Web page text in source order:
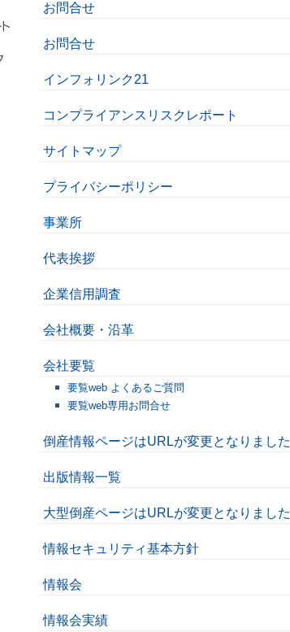
お問合せ
お問合せ
インフォリンク21
コンプライアンスリスクレポート
サイトマップ
プライバシーポリシー
事業所
代表挨拶
企業信用調査
会社概要・沿革
会社要覧
要覧web よくあるご質問
要覧web専用お問合せ
倒産情報ページはURLが変更となりました
出版情報一覧
大型倒産ページはURLが変更となりました
情報セキュリティ基本方針
情報会
情報会実績